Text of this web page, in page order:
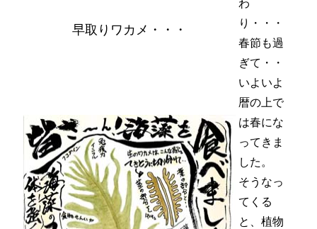
早取りワカメ・・・
り・・・
春節も過
ぎて・・
いよいよ
暦の上で
は春にな
ってきま
した。
そうなっ
てくる
と、植物